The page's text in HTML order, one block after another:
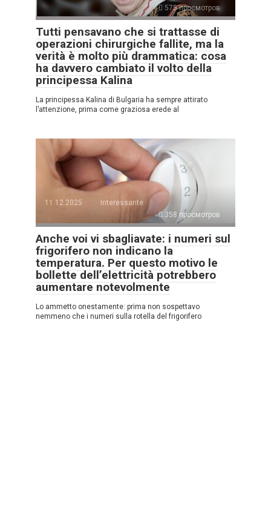
575 просмотров
Tutti pensavano che si trattasse di
operazioni chirurgiche fallite, ma la
verità è molto più drammatica: cosa
ha davvero cambiato il volto della
principessa Kalina
La principessa Kalina di Bulgaria ha sempre attirato
l’attenzione, prima come graziosa erede al
11.12.2025
Interessante
358 просмотров
Anche voi vi sbagliavate: i numeri sul
frigorifero non indicano la
temperatura. Per questo motivo le
bollette dell’elettricità potrebbero
aumentare notevolmente
Lo ammetto onestamente: prima non sospettavo
nemmeno che i numeri sulla rotella del frigorifero